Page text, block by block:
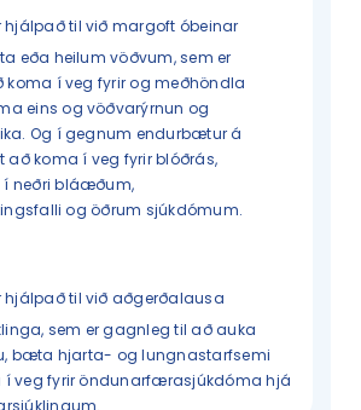
hjálpað til við margoft óbeinar
eða heilum vöðvum, sem er
koma í veg fyrir og meðhöndla
eins og vöðvarýrnun og
Og í gegnum endurbætur á
að koma í veg fyrir blóðrás,
neðri bláæðum,
og öðrum sjúkdómum.
hjálpað til við aðgerðalausa
sem er gagnleg til að auka
bæta hjarta- og lungnastarfsemi
í veg fyrir öndunarfærasjúkdóma hjá